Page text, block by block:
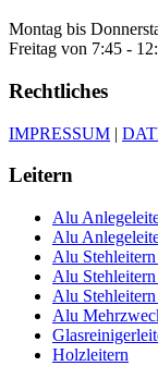
Montag bis
Freitag von 7:45 -
Rechtliches
IMPRESSUM |
Leitern
Alu
Alu
Alu Stehleitern
Alu Stehleitern
Alu
Alu
Holzleitern